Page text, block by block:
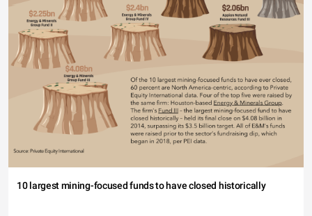
10 largest mining-focused funds to have closed historically